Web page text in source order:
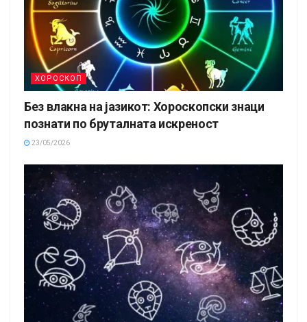
ХОРОСКОП
Без влакна на јазикот: Хороскопски знаци
познати по бруталната искреност
23/05/2026